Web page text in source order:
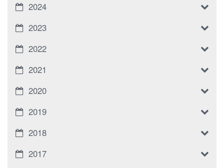
2024
2023
2022
2021
2020
2019
2018
2017